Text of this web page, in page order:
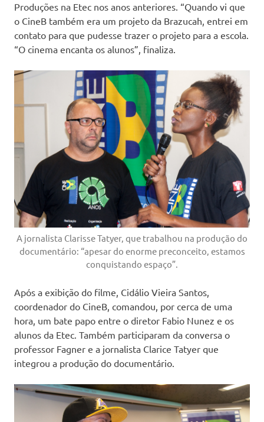
Produções na Etec nos anos anteriores. “Quando vi que
o CineB também era um projeto da Brazucah, entrei em
contato para que pudesse trazer o projeto para a escola.
“O cinema encanta os alunos”, finaliza.
A jornalista Clarisse Tatyer, que trabalhou na produção do
documentário: “apesar do enorme preconceito, estamos
conquistando espaço”.
Após a exibição do filme, Cidálio Vieira Santos,
coordenador do CineB, comandou, por cerca de uma
hora, um bate papo entre o diretor Fabio Nunez e os
alunos da Etec. Também participaram da conversa o
professor Fagner e a jornalista Clarice Tatyer que
integrou a produção do documentário.